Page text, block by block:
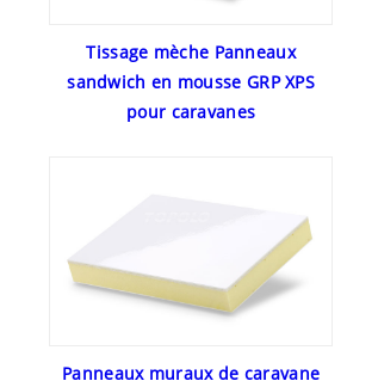
Tissage mèche Panneaux
sandwich en mousse GRP XPS
pour caravanes
Panneaux muraux de caravane